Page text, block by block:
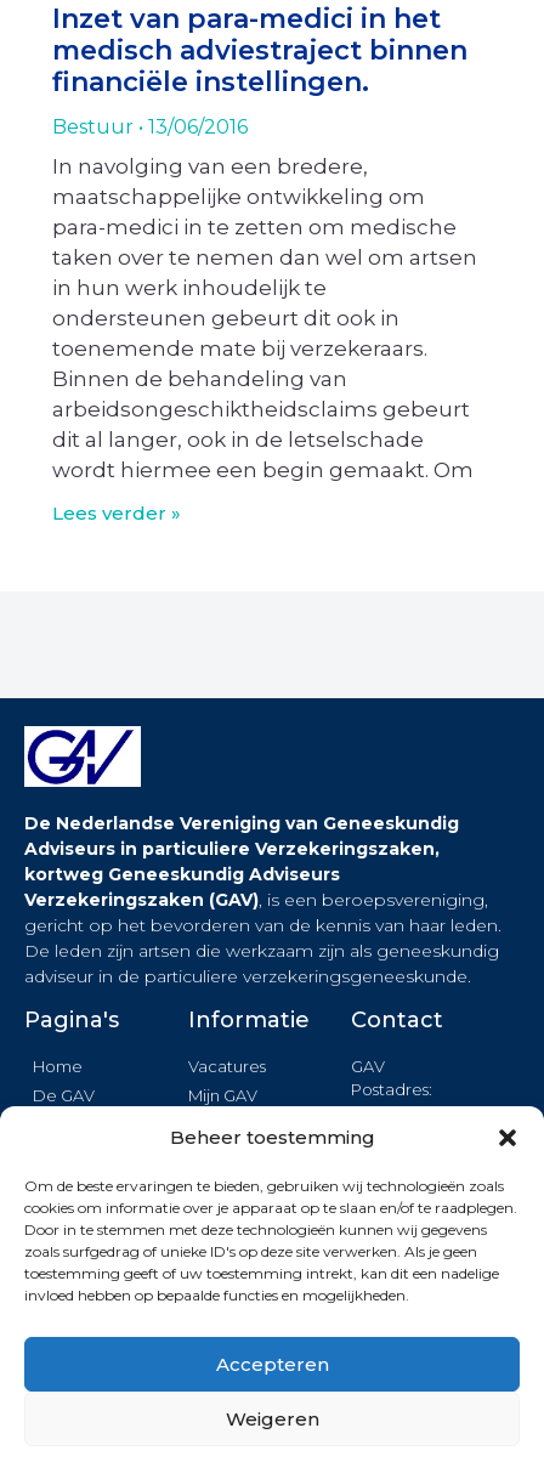
Beheer toestemming
Om de beste ervaringen te bieden, gebruiken wij technologieën zoals
cookies om informatie over je apparaat op te slaan en/of te raadplegen.
Door in te stemmen met deze technologieën kunnen wij gegevens
zoals surfgedrag of unieke ID's op deze site verwerken. Als je geen
toestemming geeft of uw toestemming intrekt, kan dit een nadelige
invloed hebben op bepaalde functies en mogelijkheden.
Accepteren
Weigeren
Inzet van para-medici in het
medisch adviestraject binnen
financiële instellingen.
Bestuur 13/06/2016
In navolging van een bredere,
maatschappelijke ontwikkeling om
para-medici in te zetten om medische
taken over te nemen dan wel om artsen
in hun werk inhoudelijk te
ondersteunen gebeurt dit ook in
toenemende mate bij verzekeraars.
Binnen de behandeling van
arbeidsongeschiktheidsclaims gebeurt
dit al langer, ook in de letselschade
wordt hiermee een begin gemaakt. Om
Lees verder »
De Nederlandse Vereniging van Geneeskundig
Adviseurs in particuliere Verzekeringszaken,
kortweg Geneeskundig Adviseurs
Verzekeringszaken (GAV), is een beroepsvereniging,
gericht op het bevorderen van de kennis van haar leden.
De leden zijn artsen die werkzaam zijn als geneeskundig
adviseur in de particuliere verzekeringsgeneeskunde.
Pagina's
Home
De GAV
Opleiding
Kwaliteit
Wetenshap
Informatie
Vacatures
Mijn GAV
Contact
GAV
Postadres:
Binnendelta 13c
1261 TA BLARICUM
Formulier
KVK: 40409907